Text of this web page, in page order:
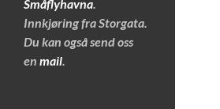
Småflyhavna.
Innkjøring fra Storgata.
Du kan også send oss
en mail.